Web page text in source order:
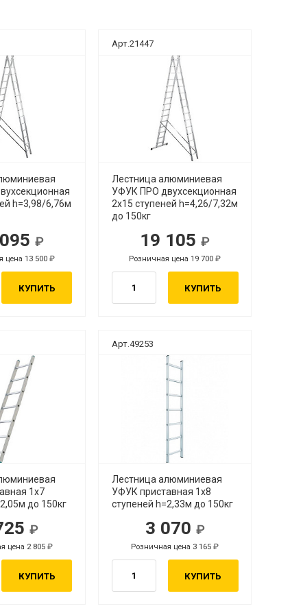
h=3,98/6,76м
цена 13 500
КУПИТЬ
Арт.21447
Лестница алюминиевая
УФУК ПРО двухсекционная
2х15 ступеней h=4,26/7,32м
до 150кг
19 105
Розничная цена 19 700
КУПИТЬ
1х7
до 150кг
цена 2 805
КУПИТЬ
Арт.49253
Лестница алюминиевая
УФУК приставная 1х8
ступеней h=2,33м до 150кг
3 070
Розничная цена 3 165
КУПИТЬ